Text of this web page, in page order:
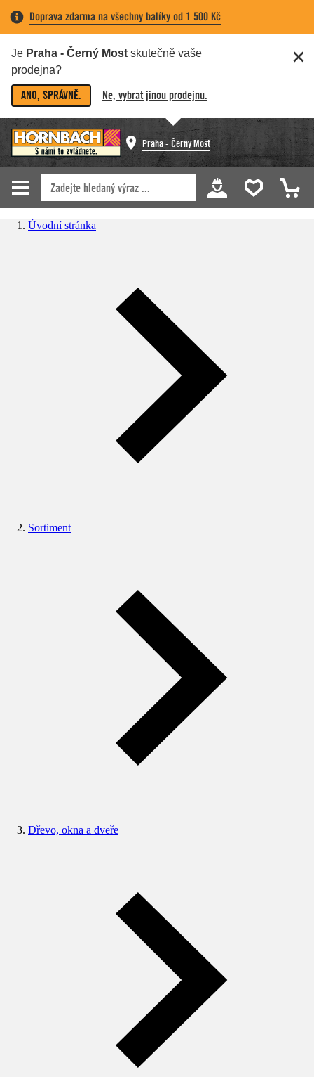
Doprava zdarma na všechny balíky od 1 500 Kč
Je Praha - Černý Most skutečně vaše
prodejna?
ANO, SPRÁVNĚ. Ne, vybrat jinou prodejnu.
Praha - Černý Most
Úvodní stránka
Sortiment
Dřevo, okna a dveře